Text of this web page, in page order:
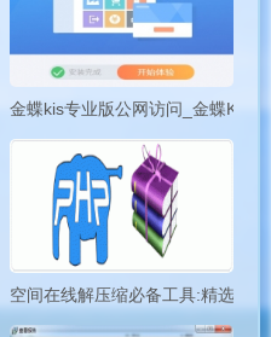
金蝶kis专业版公网访问_金蝶KIS
用说明
空间在线解压缩必备工具:精选